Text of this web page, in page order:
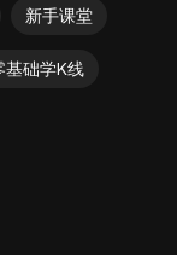
新手课堂
基础学K线